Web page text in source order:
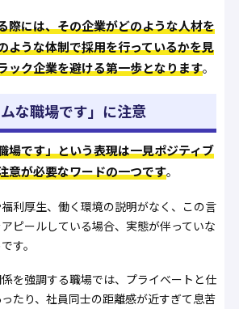
際には、その企業がどのような人材を
ような体制で採用を行っているかを見
ック企業を避ける第一歩となります。
ムな職場です」に注意
場です」という表現は一見ポジティブ
意が必要なワードの一つです。
利厚生、働く環境の説明がなく、この言
ピールしている場合、実態が伴っていな
す。
を強調する職場では、プライベートと仕
たり、社員同士の距離感が近すぎて息苦